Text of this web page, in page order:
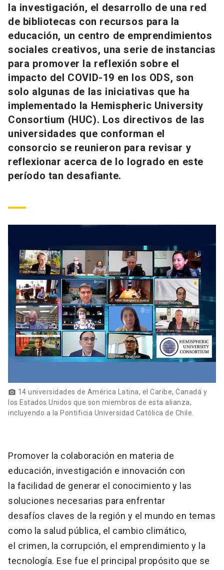
Estudiantes
Académicos
Personal
Alumni launch
Padres y familia
Vecinos launch
ACCESOS DIRECTOS
Admisión launch
Correo UC launch
Mi Portal UC launch
Medios Biblioteca launch
Donaciones launch
la investigación, el desarrollo de una red
de bibliotecas con recursos para la
educación, un centro de emprendimientos
sociales creativos, una serie de instancias
para promover la reflexión sobre el
impacto del COVID-19 en los ODS, son
solo algunas de las iniciativas que ha
implementado la Hemispheric University
Consortium (HUC). Los directivos de las
universidades que conforman el
consorcio se reunieron para revisar y
reflexionar acerca de lo logrado en este
período tan desafiante.
photo_camera 14 universidades de América Latina, el Caribe, Canadá y
los Estados Unidos que son miembros de esta alianza,
incluyendo a la Pontificia Universidad Católica de Chile.
Promover la colaboración en materia de
educación, investigación e innovación con
la facilidad de generar el conocimiento y las
soluciones necesarias para enfrentar
desafíos claves de la región y el mundo en temas
como la salud pública, el cambio climático,
el crimen, la corrupción, el emprendimiento y la
tecnología. Ese fue el principal propósito que se